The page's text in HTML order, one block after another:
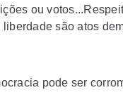
ou
são atos
pode ser